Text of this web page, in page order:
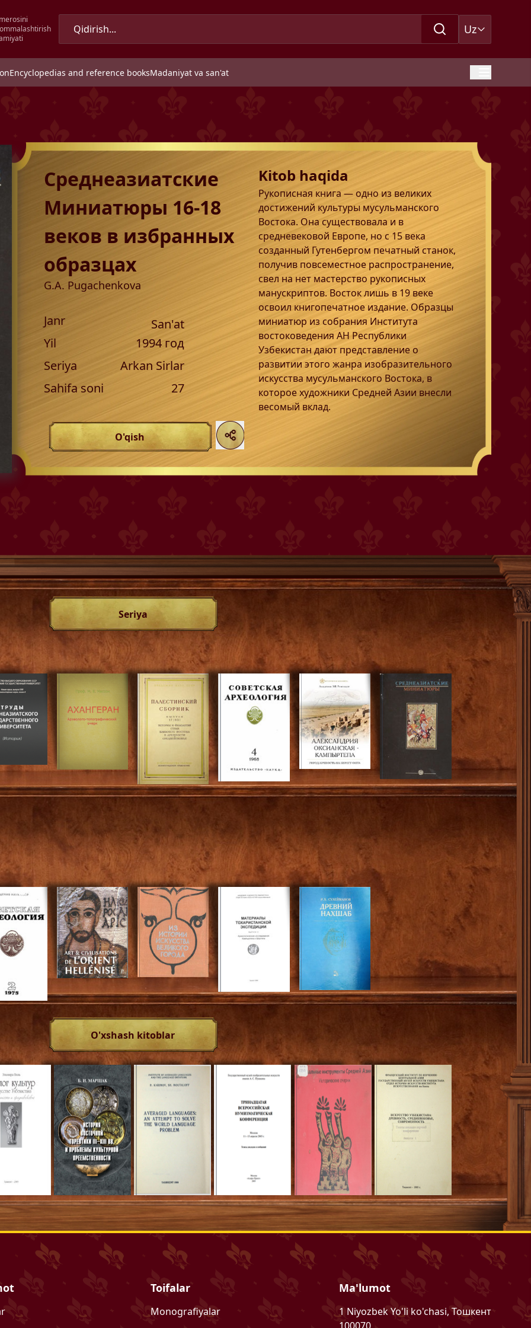
Uz
Encyclopedias and reference booksMadaniyat va san'at
Среднеазиатские
Миниатюры 16-18
веков в избранных
образцах
G.A. Pugachenkova
Janr
San'at
Yil
1994год
Seriya
Arkan Sirlar
Sahifa soni
27
O'qish
Kitob haqida
Рукописная книга — одно из великих
достижений культуры мусульманского
Востока. Она существовала и в
средневековой Европе, но с 15 века
созданный Гутенбергом печатный станок,
получив повсеместное распространение,
свел на нет мастерство рукописных
манускриптов. Восток лишь в 19 веке
освоил книгопечатное издание. Образцы
миниатюр из собрания Института
востоковедения АН Республики
Узбекистан дают представление о
развитии этого жанра изобразительного
искусства мусульманского Востока, в
которое художники Средней Азии внесли
весомый вклад.
Seriya
O'xshash kitoblar
Toifalar
Monografiyalar
Ma'lumot
1 Niyozbek Yo'li ko'chasi, Тошкент